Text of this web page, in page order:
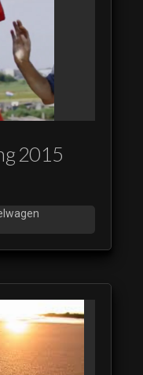
2015